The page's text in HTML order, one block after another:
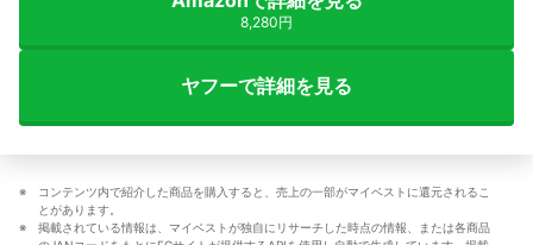
8,280円
ヤフーで詳細を見る
コンテンツ内で紹介した商品を購入すると、売上の一部がマイベストに還元されるこ
とがあります。
掲載されている情報は、マイベストが独自にリサーチした時点の情報、または各商品